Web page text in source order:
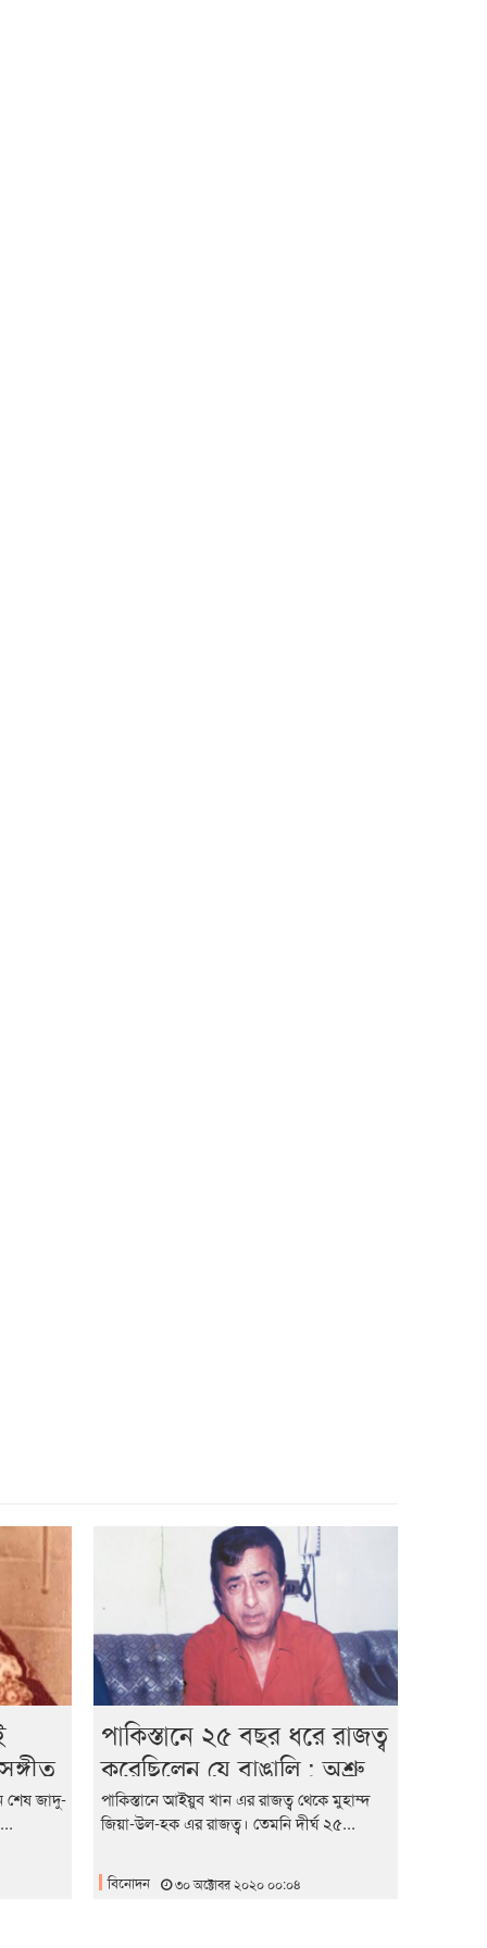
শেষ জাদু-
পাকিস্তানে ২৫ বছর ধরে রাজত্ব
করেছিলেন যে বাঙালি : অশ্রু
বড়ুয়া
পাকিস্তানে আইয়ুব খান এর রাজত্ব থেকে মুহাম্দ
জিয়া-উল-হক এর রাজত্ব। তেমনি দীর্ঘ ২৫...
বিনোদন ৩০ অক্টোবর ২০২০ ০০:০৪